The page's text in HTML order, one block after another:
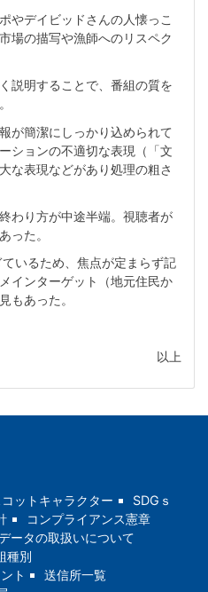
やデイビッドさんの人懐っこ
場の描写や漁師へのリスペク
説明することで、番組の質を
が簡潔にしっかり込められて
ションの不適切な表現（「文
な表現などがあり処理の粗さ
わり方が中途半端。視聴者が
った。
いるため、焦点が定まらず記
インターゲット（地元住民か
もあった。
以上
ットキャラクター
SDGｓ
コンプライアンス憲章
ータの取扱いについて
種別
ト
送信所一覧